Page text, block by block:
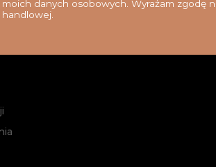
moich danych osobowych. Wyrażam zgodę
handlowej.